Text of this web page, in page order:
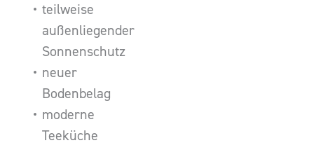
teilweise
außenliegender
Sonnenschutz
neuer
Bodenbelag
moderne
Teeküche